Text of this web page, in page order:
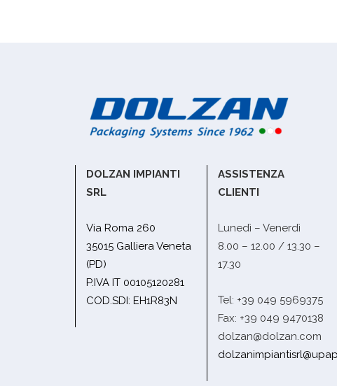
DOLZAN IMPIANTI
SRL
Via Roma 260
35015 Galliera Veneta
(PD)
P.IVA IT 00105120281
COD.SDI: EH1R83N
ASSISTENZA
CLIENTI
Lunedì – Venerdì
8.00 – 12.00 / 13.30 –
17.30
Tel: +39 049 5969375
Fax: +39 049 9470138
dolzan@dolzan.com